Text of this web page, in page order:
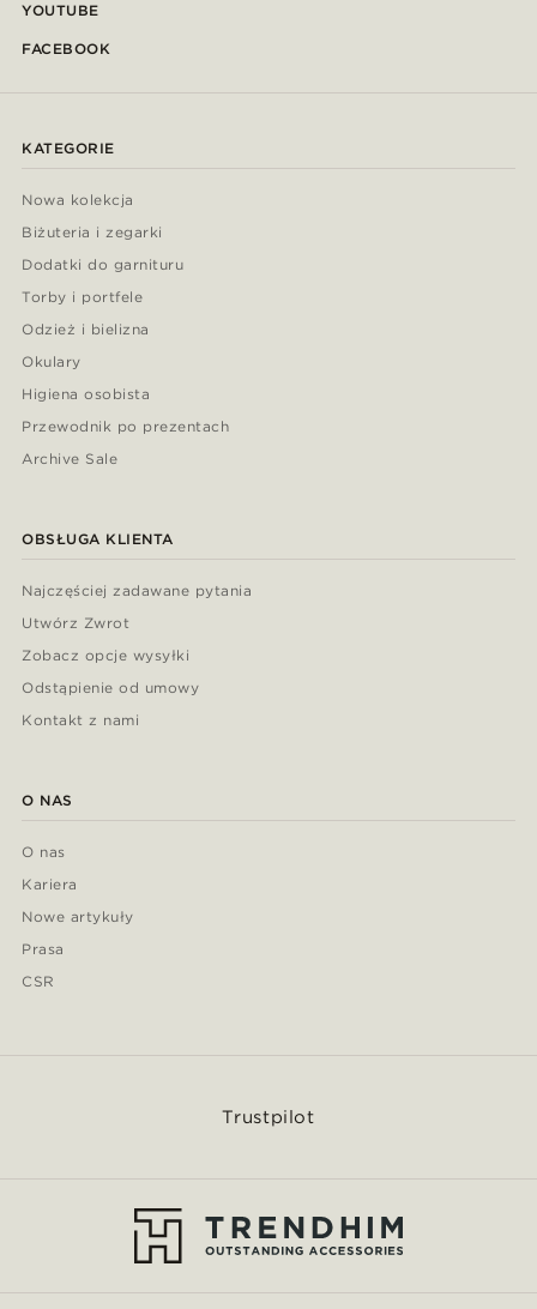
YOUTUBE
FACEBOOK
KATEGORIE
Nowa kolekcja
Biżuteria i zegarki
Dodatki do garnituru
Torby i portfele
Odzież i bielizna
Okulary
Higiena osobista
Przewodnik po prezentach
Archive Sale
OBSŁUGA KLIENTA
Najczęściej zadawane pytania
Utwórz Zwrot
Zobacz opcje wysyłki
Odstąpienie od umowy
Kontakt z nami
O NAS
O nas
Kariera
Nowe artykuły
Prasa
CSR
Trustpilot